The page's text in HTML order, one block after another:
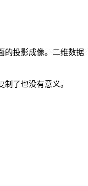
的投影成像。二维数据
了也没有意义。